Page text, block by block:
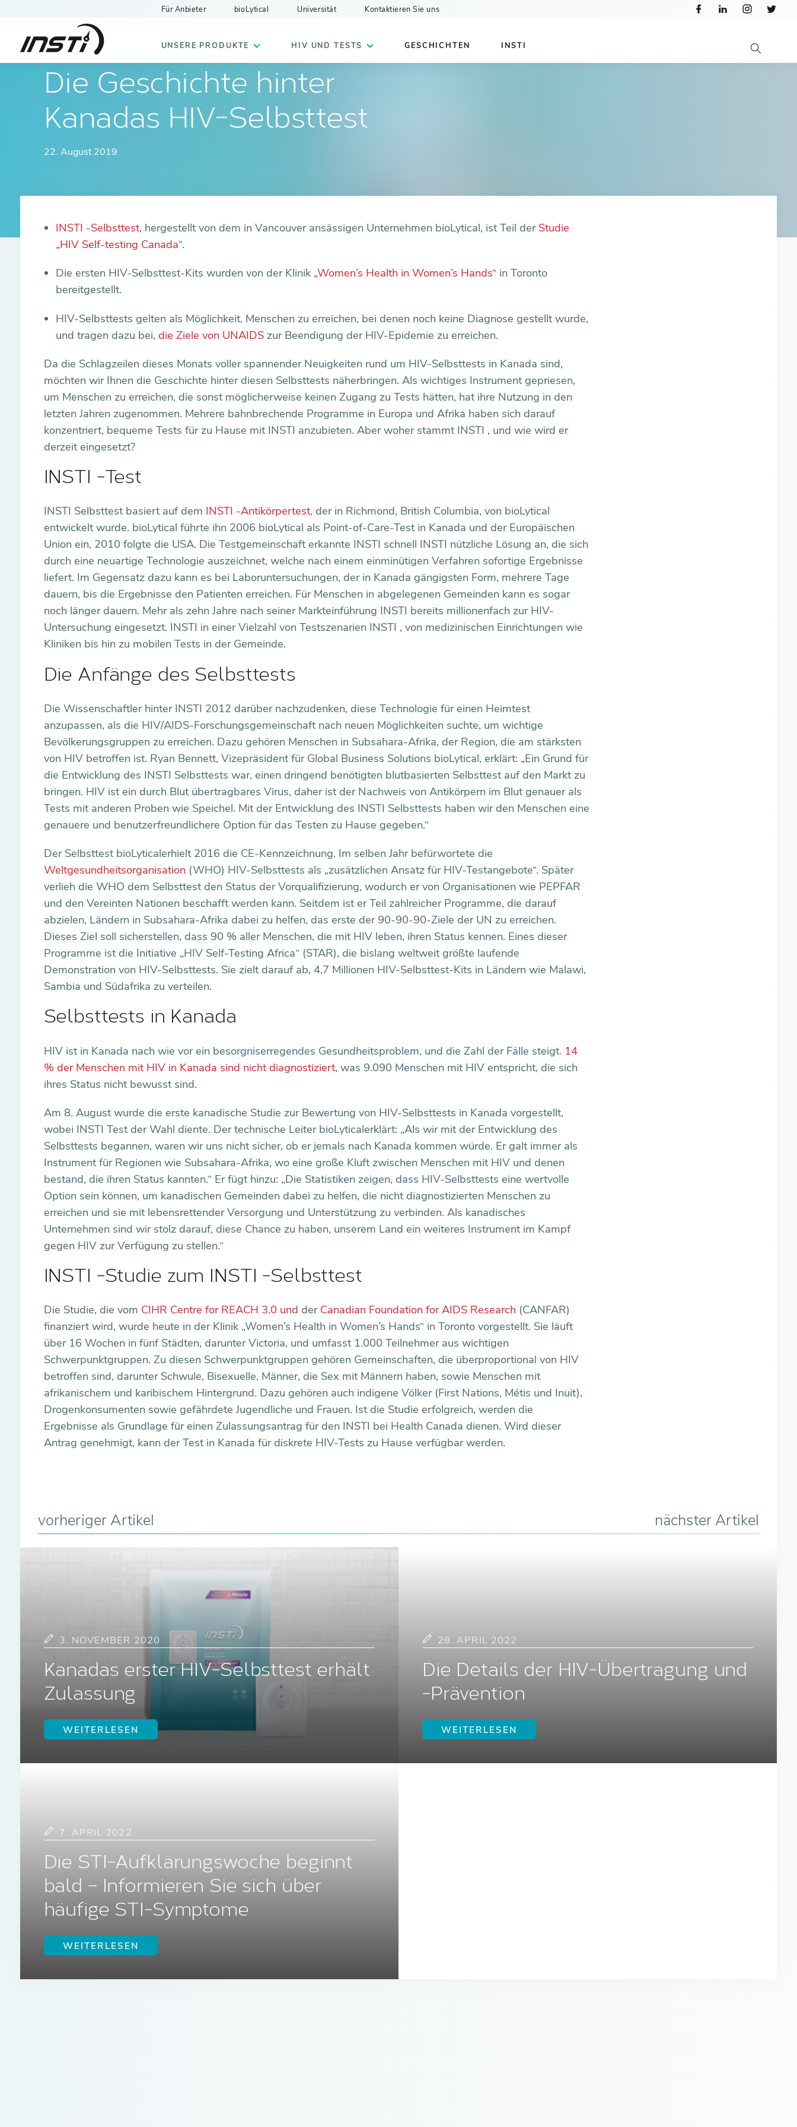
Für Anbieter bioLytical Universität Kontaktieren Sie uns
INSTI UNSERE PRODUKTE HIV UND TESTS GESCHICHTEN INSTI
Die Geschichte hinter
Kanadas HIV-Selbsttest
22. August 2019
INSTI -Selbsttest, hergestellt von dem in Vancouver ansässigen Unternehmen bioLytical, ist Teil der Studie
„HIV Self-testing Canada“.
Die ersten HIV-Selbsttest-Kits wurden von der Klinik „Women’s Health in Women’s Hands“ in Toronto
bereitgestellt.
HIV-Selbsttests gelten als Möglichkeit, Menschen zu erreichen, bei denen noch keine Diagnose gestellt wurde,
und tragen dazu bei, die Ziele von UNAIDSzur Beendigung der HIV-Epidemie zu erreichen.
Da die Schlagzeilen dieses Monats voller spannender Neuigkeiten rund um HIV-Selbsttests in Kanada sind,
möchten wir Ihnen die Geschichte hinter diesen Selbsttests näherbringen. Als wichtiges Instrument gepriesen,
um Menschen zu erreichen, die sonst möglicherweise keinen Zugang zu Tests hätten, hat ihre Nutzung in den
letzten Jahren zugenommen. Mehrere bahnbrechende Programme in Europa und Afrika haben sich darauf
konzentriert, bequeme Tests für zu Hause mit INSTI anzubieten. Aber woher stammt INSTI , und wie wird er
derzeit eingesetzt?
INSTI -Test
INSTI Selbsttest basiert auf dem INSTI -Antikörpertest, der in Richmond, British Columbia, von bioLytical
entwickelt wurde. bioLytical führte ihn 2006 bioLytical als Point-of-Care-Test in Kanada und der Europäischen
Union ein, 2010 folgte die USA. Die Testgemeinschaft erkannte INSTI schnell INSTI nützliche Lösung an, die sich
durch eine neuartige Technologie auszeichnet, welche nach einem einminütigen Verfahren sofortige Ergebnisse
liefert. Im Gegensatz dazu kann es bei Laboruntersuchungen, der in Kanada gängigsten Form, mehrere Tage
dauern, bis die Ergebnisse den Patienten erreichen. Für Menschen in abgelegenen Gemeinden kann es sogar
noch länger dauern. Mehr als zehn Jahre nach seiner Markteinführung INSTI bereits millionenfach zur HIV-
Untersuchung eingesetzt. INSTI in einer Vielzahl von Testszenarien INSTI , von medizinischen Einrichtungen wie
Kliniken bis hin zu mobilen Tests in der Gemeinde.
Die Anfänge des Selbsttests
Die Wissenschaftler hinter INSTI 2012 darüber nachzudenken, diese Technologie für einen Heimtest
anzupassen, als die HIV/AIDS-Forschungsgemeinschaft nach neuen Möglichkeiten suchte, um wichtige
Bevölkerungsgruppen zu erreichen. Dazu gehören Menschen in Subsahara-Afrika, der Region, die am stärksten
von HIV betroffen ist. Ryan Bennett, Vizepräsident für Global Business Solutions bioLytical, erklärt: „Ein Grund für
die Entwicklung des INSTI Selbsttests war, einen dringend benötigten blutbasierten Selbsttest auf den Markt zu
bringen. HIV ist ein durch Blut übertragbares Virus, daher ist der Nachweis von Antikörpern im Blut genauer als
Tests mit anderen Proben wie Speichel. Mit der Entwicklung des INSTI Selbsttests haben wir den Menschen eine
genauere und benutzerfreundlichere Option für das Testen zu Hause gegeben.“
Der Selbsttest bioLyticalerhielt 2016 die CE-Kennzeichnung. Im selben Jahr befürwortete die
Weltgesundheitsorganisation (WHO) HIV-Selbsttests als „zusätzlichen Ansatz für HIV-Testangebote“. Später
verlieh die WHO dem Selbsttest den Status der Vorqualifizierung, wodurch er von Organisationen wie PEPFAR
und den Vereinten Nationen beschafft werden kann. Seitdem ist er Teil zahlreicher Programme, die darauf
abzielen, Ländern in Subsahara-Afrika dabei zu helfen, das erste der 90-90-90-Ziele der UN zu erreichen.
Dieses Ziel soll sicherstellen, dass 90 % aller Menschen, die mit HIV leben, ihren Status kennen. Eines dieser
Programme ist die Initiative „HIV Self-Testing Africa“ (STAR), die bislang weltweit größte laufende
Demonstration von HIV-Selbsttests. Sie zielt darauf ab, 4,7 Millionen HIV-Selbsttest-Kits in Ländern wie Malawi,
Sambia und Südafrika zu verteilen.
Selbsttests in Kanada
HIV ist in Kanada nach wie vor ein besorgniserregendes Gesundheitsproblem, und die Zahl der Fälle steigt. 14
% der Menschen mit HIV in Kanada sind nicht diagnostiziert, was 9.090 Menschen mit HIV entspricht, die sich
ihres Status nicht bewusst sind.
Am 8. August wurde die erste kanadische Studie zur Bewertung von HIV-Selbsttests in Kanada vorgestellt,
wobei INSTI Test der Wahl diente. Der technische Leiter bioLyticalerklärt: „Als wir mit der Entwicklung des
Selbsttests begannen, waren wir uns nicht sicher, ob er jemals nach Kanada kommen würde. Er galt immer als
Instrument für Regionen wie Subsahara-Afrika, wo eine große Kluft zwischen Menschen mit HIV und denen
bestand, die ihren Status kannten.“ Er fügt hinzu: „Die Statistiken zeigen, dass HIV-Selbsttests eine wertvolle
Option sein können, um kanadischen Gemeinden dabei zu helfen, die nicht diagnostizierten Menschen zu
erreichen und sie mit lebensrettender Versorgung und Unterstützung zu verbinden. Als kanadisches
Unternehmen sind wir stolz darauf, diese Chance zu haben, unserem Land ein weiteres Instrument im Kampf
gegen HIV zur Verfügung zu stellen.“
INSTI -Studie zum INSTI -Selbsttest
Die Studie, die vom CIHR Centre for REACH 3.0 und der Canadian Foundation for AIDS Research (CANFAR)
finanziert wird, wurde heute in der Klinik „Women’s Health in Women’s Hands“ in Toronto vorgestellt. Sie läuft
über 16 Wochen in fünf Städten, darunter Victoria, und umfasst 1.000 Teilnehmer aus wichtigen
Schwerpunktgruppen. Zu diesen Schwerpunktgruppen gehören Gemeinschaften, die überproportional von HIV
betroffen sind, darunter Schwule, Bisexuelle, Männer, die Sex mit Männern haben, sowie Menschen mit
afrikanischem und karibischem Hintergrund. Dazu gehören auch indigene Völker (First Nations, Métis und Inuit),
Drogenkonsumenten sowie gefährdete Jugendliche und Frauen. Ist die Studie erfolgreich, werden die
Ergebnisse als Grundlage für einen Zulassungsantrag für den INSTI bei Health Canada dienen. Wird dieser
Antrag genehmigt, kann der Test in Kanada für diskrete HIV-Tests zu Hause verfügbar werden.
vorheriger Artikel nächster Artikel
3. NOVEMBER 2020
Kanadas erster HIV-Selbsttest erhält
Zulassung
WEITERLESEN
28. APRIL 2022
Die Details der HIV-Übertragung und
-Prävention
WEITERLESEN
7. APRIL 2022
Die STI-Aufklärungswoche beginnt
bald – Informieren Sie sich über
häufige STI-Symptome
WEITERLESEN